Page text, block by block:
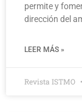
permite y
dirección del
LEER MÁS »
Revista ISTMO